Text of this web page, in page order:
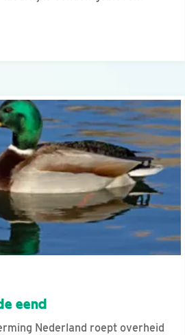
eend
Nederland roept overheid